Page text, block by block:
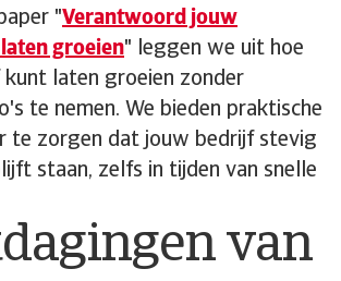
"Verantwoord jouw
groeien" leggen we uit hoe
laten groeien zonder
te nemen. We bieden praktische
te zorgen dat jouw bedrijf stevig
staan, zelfs in tijden van snelle
van